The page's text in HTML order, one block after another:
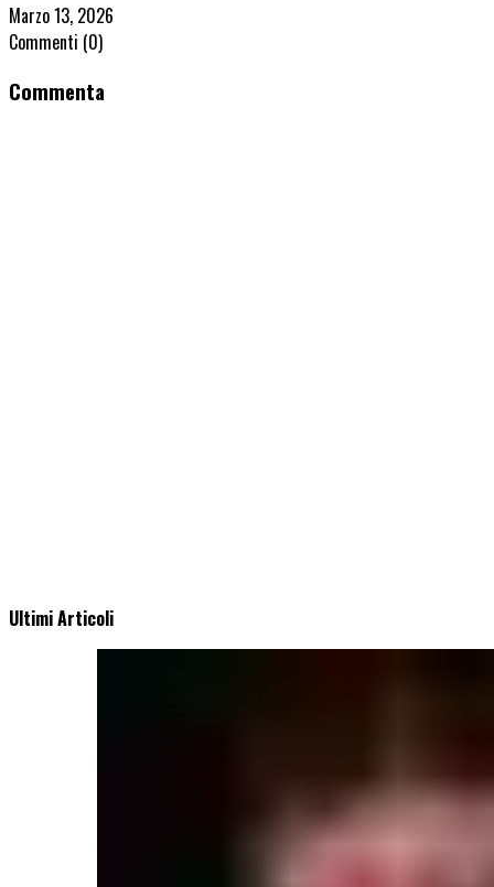
Marzo 13, 2026
Commenti (0)
Commenta
Ultimi Articoli